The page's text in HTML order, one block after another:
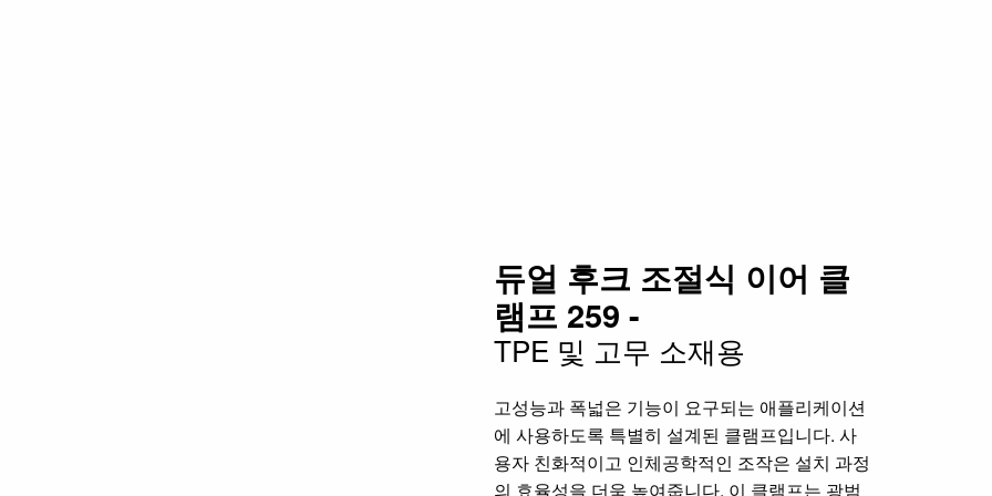
듀얼 후크 조절식 이어 클
램프 259 -
TPE 및 고무 소재용
고성능과 폭넓은 기능이 요구되는 애플리케이션
에 사용하도록 특별히 설계된 클램프입니다. 사
용자 친화적이고 인체공학적인 조작은 설치 과정
의 효율성을 더욱 높여줍니다. 이 클램프는 광범